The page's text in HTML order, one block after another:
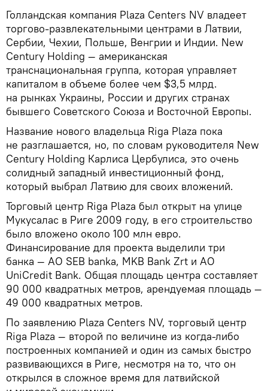
Голландская компания Plaza Centers NV владеет
торгово-развлекательными центрами в Латвии,
Сербии, Чехии, Польше, Венгрии и Индии. New
Century Holding — американская
транснациональная группа, которая управляет
капиталом в объеме более чем $3,5 млрд.
на рынках Украины, России и других странах
бывшего Советского Союза и Восточной Европы.
Название нового владельца Riga Plaza пока
не разглашается, но, по словам руководителя New
Century Holding Карлиса Цербулиса, это очень
солидный западный инвестиционный фонд,
который выбрал Латвию для своих вложений.
Торговый центр Riga Plaza был открыт на улице
Мукусалас в Риге 2009 году, в его строительство
было вложено около 100 млн евро.
Финансирование для проекта выделили три
банка — АО SEB banka, MKB Bank Zrt и АО
UniCredit Bank. Общая площадь центра составляет
90 000 квадратных метров, арендуемая площадь —
49 000 квадратных метров.
По заявлению Plaza Centers NV, торговый центр
Riga Plaza — второй по величине из когда-либо
построенных компанией и один из самых быстро
развивающихся в Риге, несмотря на то, что он
открылся в сложное время для латвийской